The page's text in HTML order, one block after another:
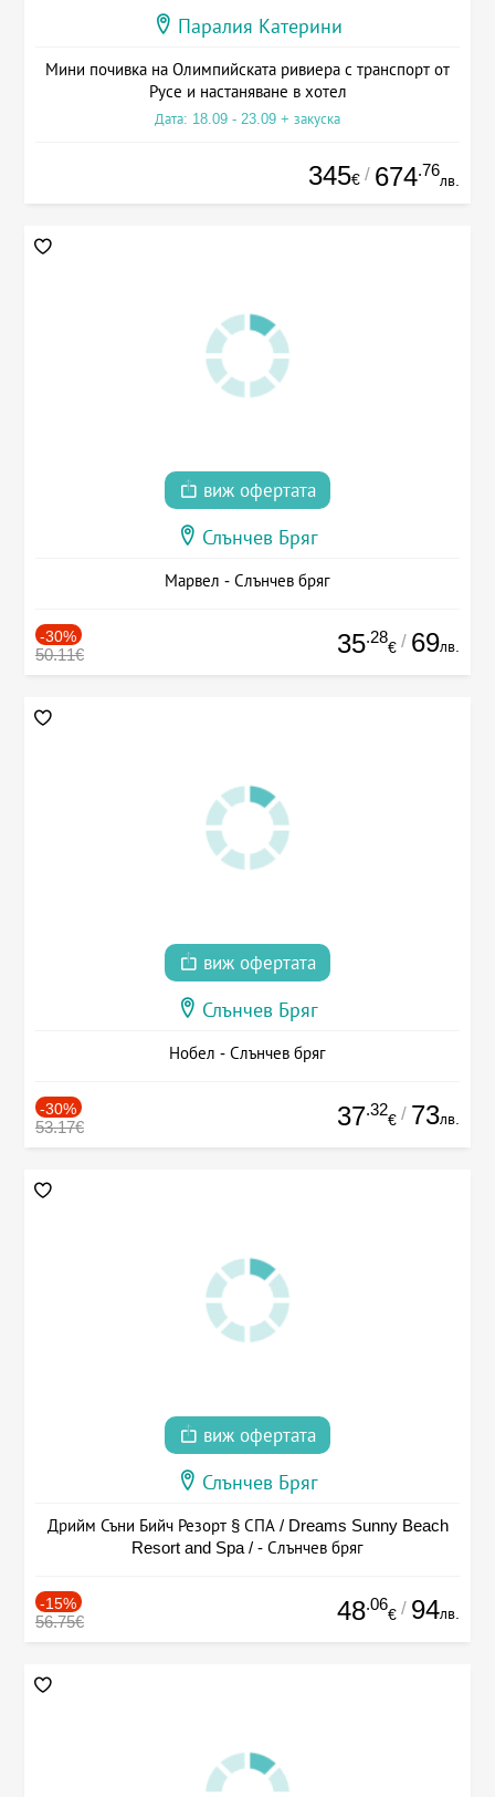
Паралия Катерини
Мини почивка на Олимпийската ривиера с транспорт от
Русе и настаняване в хотел
Дата: 18.09 - 23.09 + закуска
345€ / 674.76
лв.
виж офертата
Слънчев Бряг
Марвел - Слънчев бряг
-30%
50.11€ 35.28
€ / 69лв.
виж офертата
Слънчев Бряг
Нобел - Слънчев бряг
-30%
53.17€ 37.32
€ / 73лв.
виж офертата
Слънчев Бряг
Дрийм Съни Бийч Резорт § СПА / Dreams Sunny Beach
Resort and Spa / - Слънчев бряг
-15%
56.75€ 48.06
€ / 94лв.